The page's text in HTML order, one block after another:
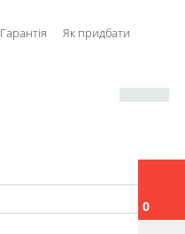
Гарантія
Як придбати
0